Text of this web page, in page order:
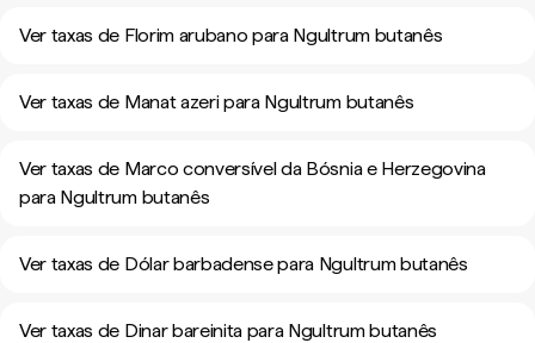
Ver taxas de Florim arubano para Ngultrum butanês
Ver taxas de Manat azeri para Ngultrum butanês
Ver taxas de Marco conversível da Bósnia e Herzegovina
para Ngultrum butanês
Ver taxas de Dólar barbadense para Ngultrum butanês
Ver taxas de Dinar bareinita para Ngultrum butanês